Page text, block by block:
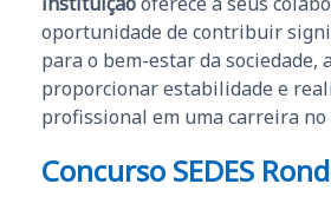
oportunidade de contribuir
para o bem-estar da sociedade,
proporcionar estabilidade e
profissional em uma carreira
Concurso SEDES